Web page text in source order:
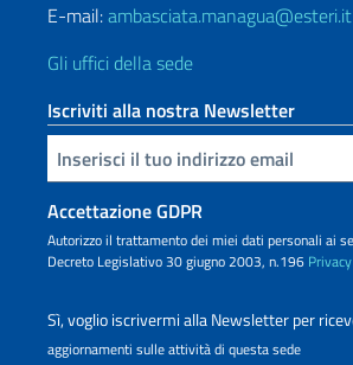
E-mail:ambasciata.managua@esteri.it
Gli uffici della sede
Iscriviti alla nostra Newsletter
Inserisci la tua email
Accettazione GDPR
Autorizzo il trattamento dei miei dati personali ai
Decreto Legislativo 30 giugno 2003, n.196 Privacy
Sì, voglio iscrivermi alla Newsletter per
aggiornamenti sulle attività di questa sede